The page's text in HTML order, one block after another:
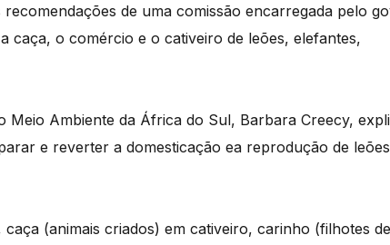
de uma comissão encarregada pelo
caça, o comércio e o cativeiro de leões, elefantes,
Meio Ambiente da África do Sul, Barbara Creecy,
e reverter a domesticação ea reprodução de
(animais criados) em cativeiro, carinho (filhotes